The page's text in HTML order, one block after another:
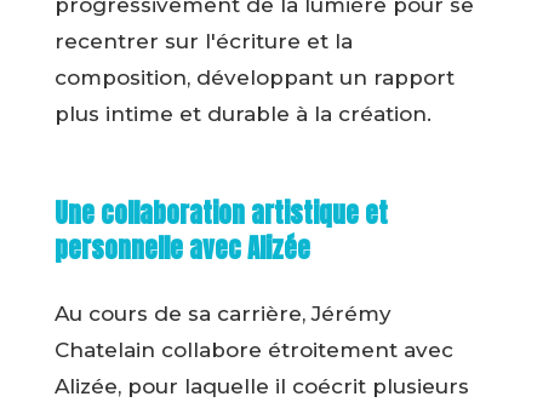
progressivement de la lumière pour se
recentrer sur l'écriture et la
composition, développant un rapport
plus intime et durable à la création.
Une collaboration artistique et
personnelle avec Alizée
Au cours de sa carrière, Jérémy
Chatelain collabore étroitement avec
Alizée, pour laquelle il coécrit plusieurs